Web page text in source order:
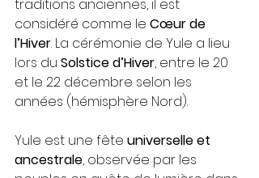
traditions anciennes, il est
considéré comme le Cœur de
l’Hiver. La cérémonie de Yule a lieu
lors du Solstice d’Hiver, entre le 20
et le 22 décembre selon les
années (hémisphère Nord).
Yule est une fête universelle et
ancestrale, observée par les